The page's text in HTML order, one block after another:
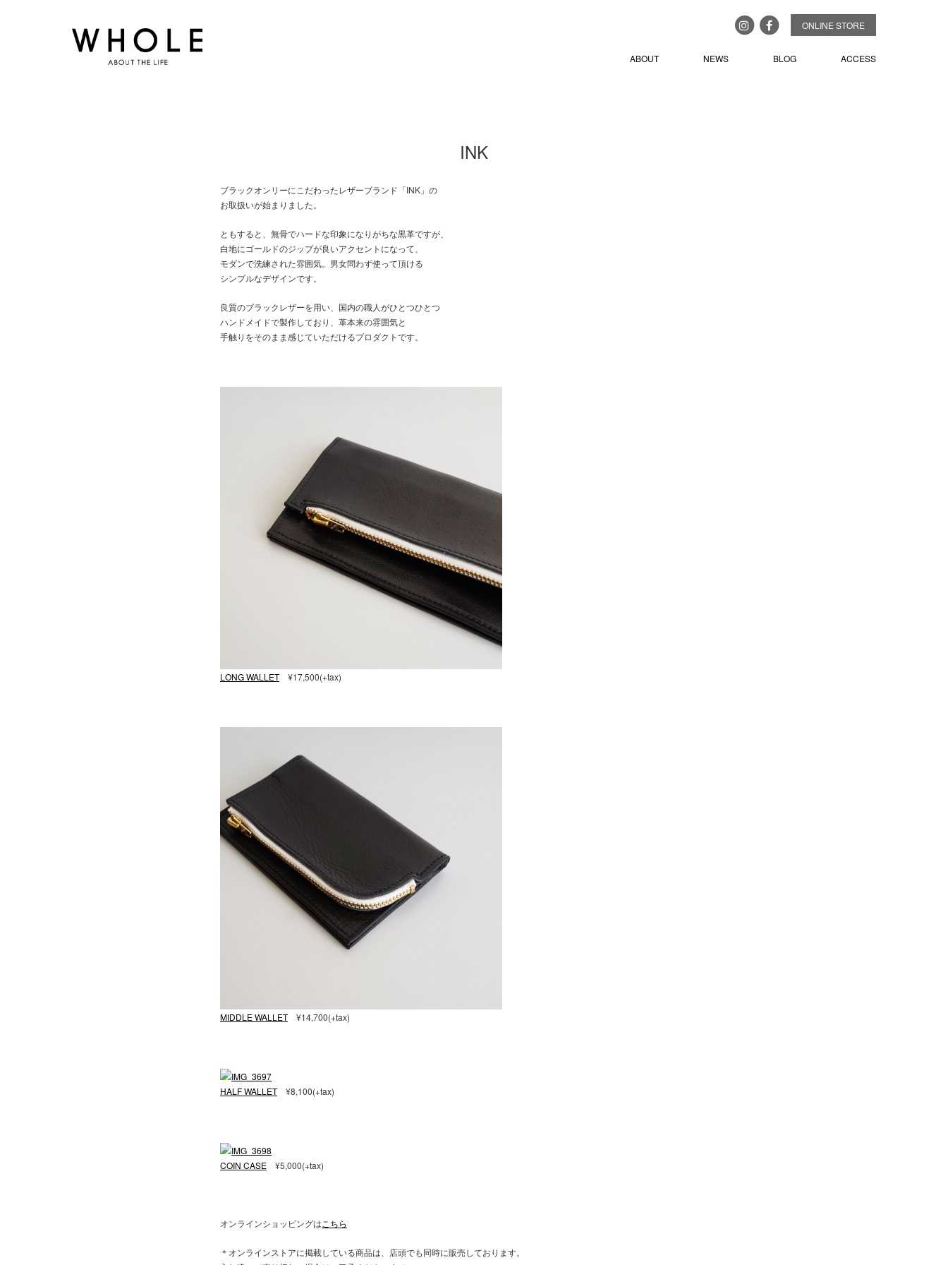
ONLINE STORE
ABOUT NEWS BLOG ACCESS
INK
ブラックオンリーにこだわったレザーブランド「INK」の
お取扱いが始まりました。
ともすると、無骨でハードな印象になりがちな黒革ですが、
白地にゴールドのジップが良いアクセントになって、
モダンで洗練された雰囲気。男女問わず使って頂ける
シンプルなデザインです。
良質のブラックレザーを用い、国内の職人がひとつひとつ
ハンドメイドで製作しており、革本来の雰囲気と
手触りをそのまま感じていただけるプロダクトです。
LONG WALLET¥17,500(+tax)
MIDDLE WALLET¥14,700(+tax)
HALF WALLET¥8,100(+tax)
COIN CASE ¥5,000(+tax)
オンラインショッピングは こちら
＊オンラインストアに掲載している商品は、店頭でも同時に販売しております。